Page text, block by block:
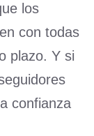
los
con todas
plazo. Y si
confianza